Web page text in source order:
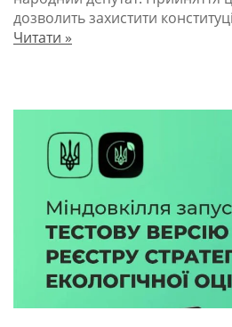
дозволить захистити
Читати »